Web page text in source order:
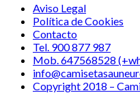
Aviso Legal
Política de Cookies
Contacto
Tel. 900 877 987
Mob. 647568528
Copyright 2018 –